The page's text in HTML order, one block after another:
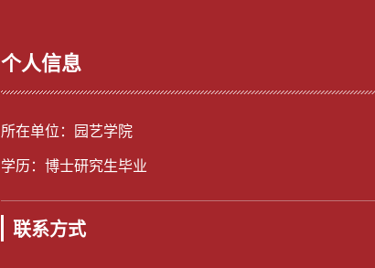
个人信息
所在单位：园艺学院
学历：博士研究生毕业
联系方式